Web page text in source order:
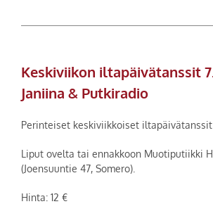
Keskiviikon iltapäivätanssit
Janiina & Putkiradio
Perinteiset keskiviikkoiset iltapäivätanssit
Liput ovelta tai ennakkoon Muotiputiikki
(Joensuuntie 47, Somero).
Hinta: 12 €